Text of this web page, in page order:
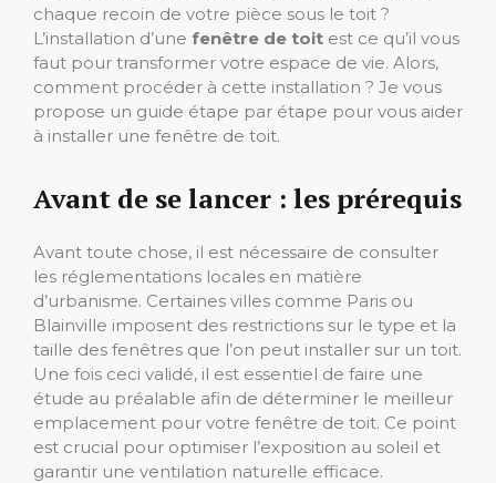
chaque recoin de votre pièce sous le toit ?
L’installation d’une fenêtre de toit est ce qu’il vous
faut pour transformer votre espace de vie. Alors,
comment procéder à cette installation ? Je vous
propose un guide étape par étape pour vous aider
à installer une fenêtre de toit.
Avant de se lancer : les prérequis
Avant toute chose, il est nécessaire de consulter
les réglementations locales en matière
d’urbanisme. Certaines villes comme Paris ou
Blainville imposent des restrictions sur le type et la
taille des fenêtres que l’on peut installer sur un toit.
Une fois ceci validé, il est essentiel de faire une
étude au préalable afin de déterminer le meilleur
emplacement pour votre fenêtre de toit. Ce point
est crucial pour optimiser l’exposition au soleil et
garantir une ventilation naturelle efficace.